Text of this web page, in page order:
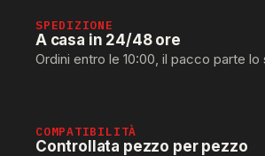
SPEDIZIONE
A casa in 24/48 ore
Ordini entro le 10:00, il pacco parte
COMPATIBILITÀ
Controllata pezzo per pezzo